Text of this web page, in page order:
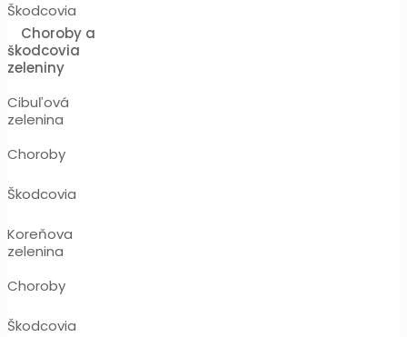
Škodcovia
Choroby a
škodcovia
zeleniny
Cibuľová
zelenina
Choroby
Škodcovia
Koreňova
zelenina
Choroby
Škodcovia